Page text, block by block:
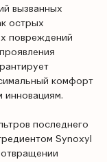
вызванных
острых
повреждений
комфорт
инновациям.
последнего
Synoxyl